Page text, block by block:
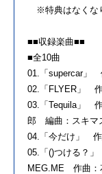
※特典はなくな
■■収録楽曲■■
■全10曲
01.「supercar」
02.「FLYER」
03.「Tequila」
郎 編曲：スキマ
04.「今だけ」
05.「()つける？
MEG.ME 作曲：